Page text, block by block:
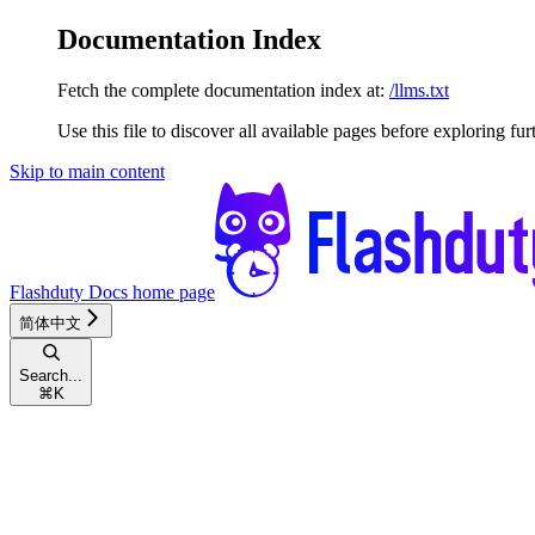
Documentation Index
Fetch the complete documentation index at: /llms.txt
Use this file to discover all available pages before exploring
Skip to main content
Flashduty Docs home page
简体中文
Search...
⌘ K